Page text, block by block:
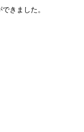
きました。